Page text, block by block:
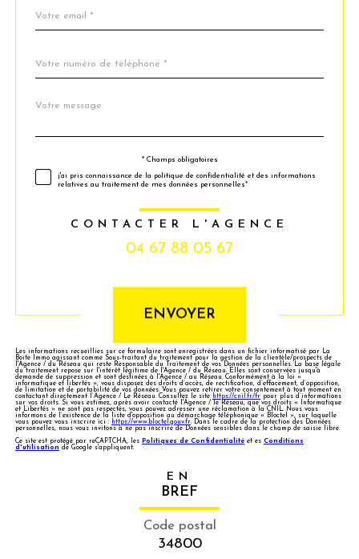
*
*
Fieldset
Message
* Champs obligatoires
j'ai pris connaissance de la politique de confidentialité et des informations
relatives au traitement de mes données personnelles*
CONTACTER L'AGENCE
04 67 88 05 67
ENVOYER
Les informations recueillies sur ce formulaire sont enregistrées dans un fichier informatisé par La
Boite Immo agissant comme Sous-traitant du traitement pour la gestion de la clientèle/prospects de
l'Agence / du Réseau qui reste Responsable du Traitement de vos Données personnelles. La base légale
du traitement repose sur l'intérêt légitime de l'Agence / du Réseau. Elles sont conservées jusqu'à
demande de suppression et sont destinées à l'Agence / au Réseau. Conformément à la loi «
informatique et libertés », vous disposez des droits d’accès, de rectification, d’effacement, d’opposition,
de limitation et de portabilité de vos données. Vous pouvez retirer votre consentement à tout moment en
contactant directement l’Agence / Le Réseau. Consultez le site
https://cnil.fr/fr pour plus d’informations
sur vos droits. Si vous estimez, après avoir contacté l'Agence / le Réseau, que vos droits « Informatique
et Libertés » ne sont pas respectés, vous pouvez adresser une réclamation à la CNIL. Nous vous
informons de l’existence de la liste d'opposition au démarchage téléphonique « Bloctel », sur laquelle
vous pouvez vous inscrire ici :
https://www.bloctel.gouv.fr. Dans le cadre de la protection des Données
personnelles, nous vous invitons à ne pas inscrire de Données sensibles dans le champ de saisie libre.
Ce site est protégé par reCAPTCHA, les
Politiques de Confidentialité et es Conditions
d'utilisation de Google s'appliquent.
EN
BREF
Code postal
34800